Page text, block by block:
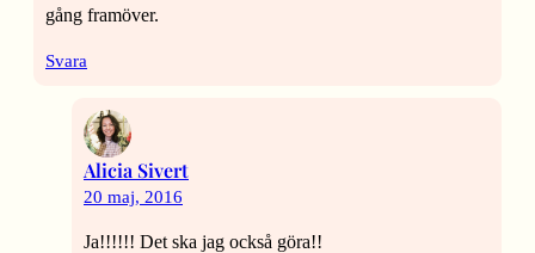
gång framöver.
Svara
Alicia Sivert
20 maj, 2016
Ja!!!!!! Det ska jag också göra!!